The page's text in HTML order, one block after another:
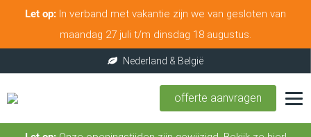
Let op: In verband met vakantie zijn we van gesloten van
maandag 27 juli t/m dinsdag 18 augustus.
offerte aanvragen